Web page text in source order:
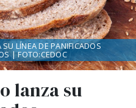
lanza su
LÍNEA DE PANIFICADOS
| FOTO:CEDOC